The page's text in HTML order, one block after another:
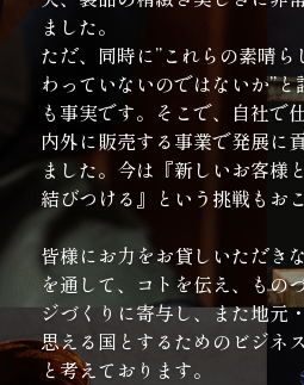
ました。
ただ、同時に”これらの素晴
わっていないのではないか”
も事実です。そこで、自社で
内外に販売する事業で発展に
ました。今は『新しいお客様
結びつける』という挑戦もお
皆様にお力をお貸しいただき
を通して、コトを伝え、もの
ジづくりに寄与し、また地元
思える国とするためのビジネ
と考えております。